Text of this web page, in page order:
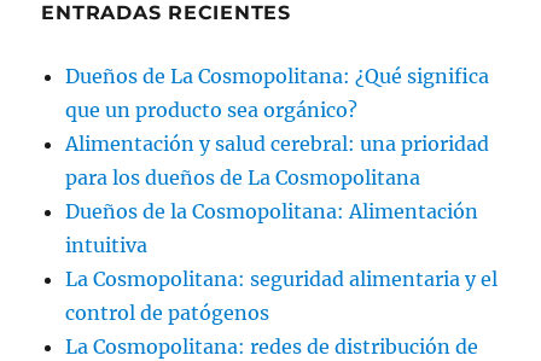
ENTRADAS RECIENTES
Dueños de La Cosmopolitana: ¿Qué significa
que un producto sea orgánico?
Alimentación y salud cerebral: una prioridad
para los dueños de La Cosmopolitana
Dueños de la Cosmopolitana: Alimentación
intuitiva
La Cosmopolitana: seguridad alimentaria y el
control de patógenos
La Cosmopolitana: redes de distribución de